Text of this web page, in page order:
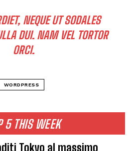
5 THIS WEEK
Tokyo al massimo
NEQUE UT SODALES
DUI. NAM VEL TORTOR
ORCI.
WORDPRESS